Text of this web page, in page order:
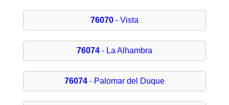
76070- Vista
76074- La Alhambra
76074- Palomar del Duque